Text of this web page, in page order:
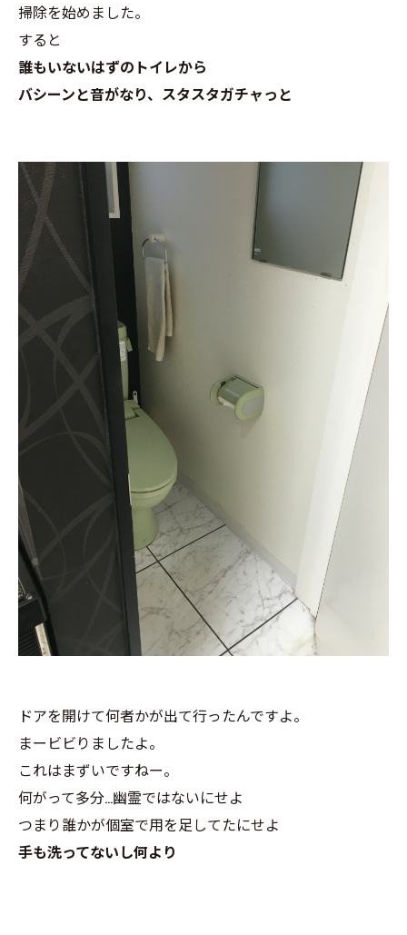
掃除を始めました。
すると
誰もいないはずのトイレから
バシーンと音がなり、スタスタガチャっと
ドアを開けて何者かが出て行ったんですよ。
まービビりましたよ。
これはまずいですねー。
何がって多分…幽霊ではないにせよ
つまり誰かが個室で用を足してたにせよ
手も洗ってないし何より